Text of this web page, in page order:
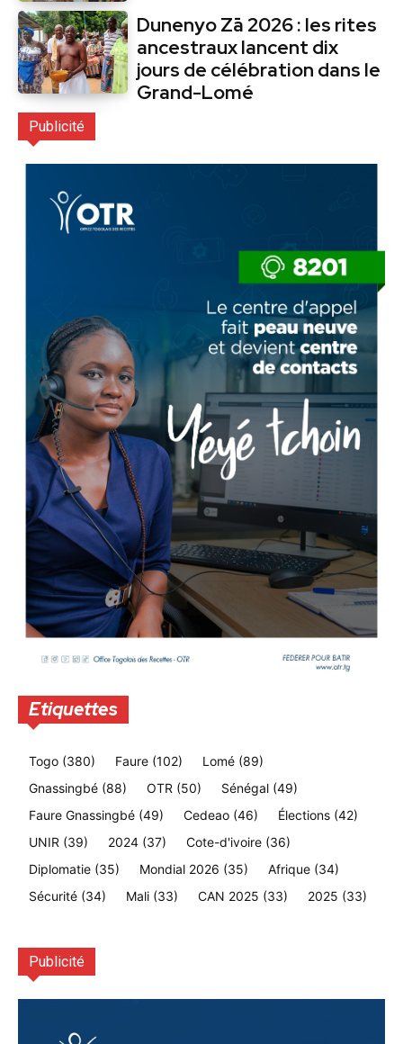
Dunenyo Zā 2026 : les rites
ancestraux lancent dix
jours de célébration dans le
Grand-Lomé
Publicité
Etiquettes
Togo (380) Faure (102) Lomé (89)
Gnassingbé (88) OTR (50) Sénégal (49)
Faure Gnassingbé (49) Cedeao (46) Élections (42)
UNIR (39) 2024 (37) Cote-d'ivoire (36)
Diplomatie (35) Mondial 2026 (35) Afrique (34)
Sécurité (34) Mali (33) CAN 2025 (33) 2025 (33)
Publicité